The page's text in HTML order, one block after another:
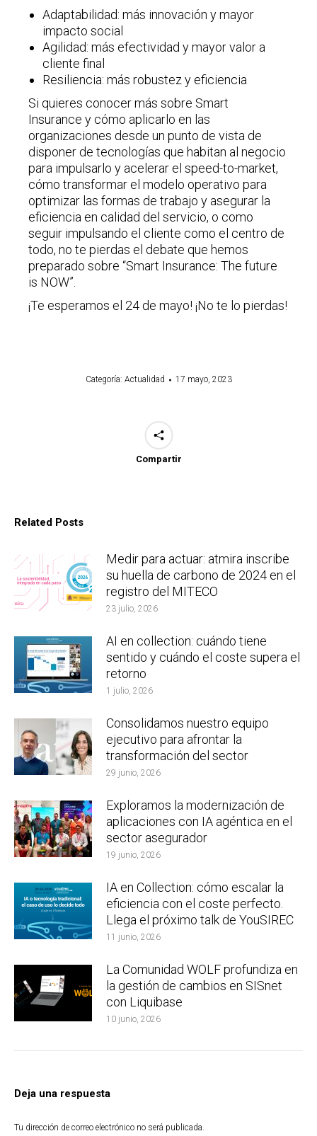
Adaptabilidad: más innovación y mayor
impacto social
Agilidad: más efectividad y mayor valor a
cliente final
Resiliencia: más robustez y eficiencia
Si quieres conocer más sobre Smart
Insurance y cómo aplicarlo en las
organizaciones desde un punto de vista de
disponer de tecnologías que habitan al negocio
para impulsarlo y acelerar el speed-to-market,
cómo transformar el modelo operativo para
optimizar las formas de trabajo y asegurar la
eficiencia en calidad del servicio, o como
seguir impulsando el cliente como el centro de
todo, no te pierdas el debate que hemos
preparado sobre “Smart Insurance: The future
is NOW”.
¡Te esperamos el 24 de mayo! ¡No te lo pierdas!
Categoría: Actualidad 17 mayo, 2023
Compartir
Related Posts
Medir para actuar: atmira inscribe
su huella de carbono de 2024 en el
registro del MITECO
23 julio, 2026
AI en collection: cuándo tiene
sentido y cuándo el coste supera el
retorno
1 julio, 2026
Consolidamos nuestro equipo
ejecutivo para afrontar la
transformación del sector
29 junio, 2026
Exploramos la modernización de
aplicaciones con IA agéntica en el
sector asegurador
19 junio, 2026
IA en Collection: cómo escalar la
eficiencia con el coste perfecto.
Llega el próximo talk de YouSIREC
11 junio, 2026
La Comunidad WOLF profundiza en
la gestión de cambios en SISnet
con Liquibase
10 junio, 2026
Deja una respuesta
Tu dirección de correo electrónico no será publicada.